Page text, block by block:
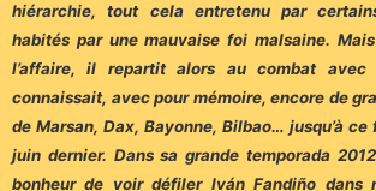
hiérarchie, tout cela entretenu par
habités par une mauvaise foi malsaine.
l’affaire, il repartit alors au combat avec
connaissait, avec pour mémoire, encore de
de Marsan, Dax, Bayonne, Bilbao… jusqu’à
juin dernier. Dans sa grande temporada
bonheur de voir défiler Iván Fandiño dans